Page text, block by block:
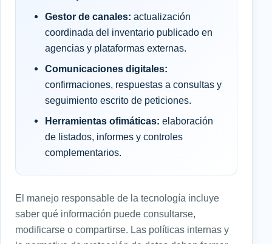
Gestor de canales: actualización
coordinada del inventario publicado en
agencias y plataformas externas.
Comunicaciones digitales:
confirmaciones, respuestas a consultas y
seguimiento escrito de peticiones.
Herramientas ofimáticas: elaboración
de listados, informes y controles
complementarios.
El manejo responsable de la tecnología incluye
saber qué información puede consultarse,
modificarse o compartirse. Las políticas internas y